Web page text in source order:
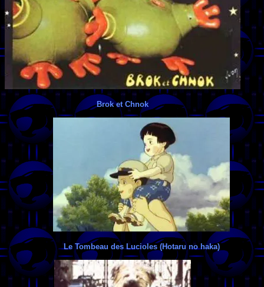
Brok et Chnok
Le Tombeau des Lucioles (Hotaru no haka)